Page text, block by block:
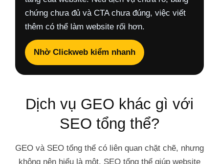
chứng chưa đủ và CTA chưa đúng, việc viết
thêm có thể làm website rối hơn.
Nhờ Clickweb kiểm nhanh
Dịch vụ GEO khác gì với
SEO tổng thể?
GEO và SEO tổng thể có liên quan chặt chẽ, nhưng
không nên hiểu là một. SEO tổng thể giúp website